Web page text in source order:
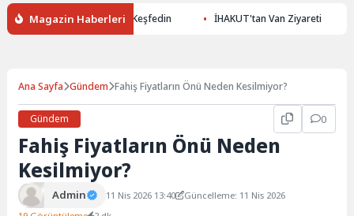
Magazin Haberleri
Yer Altının Gizemlerini Keşfedin İHAKUT'tan Van Ziyareti
Ana Sayfa Gündem Fahiş Fiyatların Önü Neden Kesilmiyor?
Gündem 0
Fahiş Fiyatların Önü Neden
Kesilmiyor?
Admin 11 Nis 2026 13:40
Güncelleme: 11 Nis 2026